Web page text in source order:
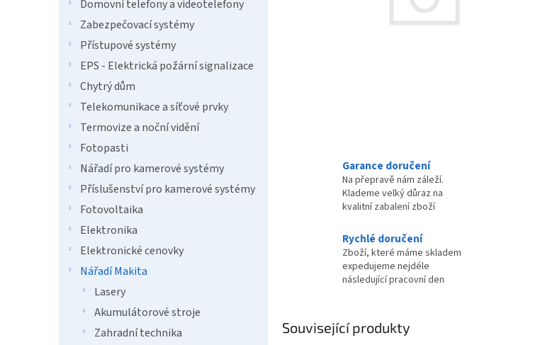
Domovní telefony a videotelefony
Zabezpečovací systémy
Přístupové systémy
EPS - Elektrická požární signalizace
Chytrý dům
Telekomunikace a síťové prvky
Termovize a noční vidění
Fotopasti
Nářadí pro kamerové systémy
Příslušenství pro kamerové systémy
Fotovoltaika
Elektronika
Elektronické cenovky
Nářadí Makita
Lasery
Akumulátorové stroje
Zahradní technika
Garance doručení
Na přepravě nám záleží.
Klademe velký důraz na
kvalitní zabalení zboží
Rychlé doručení
Zboží, které máme skladem
expedujeme nejdéle
následující pracovní den
Související produkty